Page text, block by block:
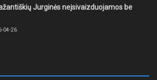
Jurginės neįsivaizduojamos be
04-26